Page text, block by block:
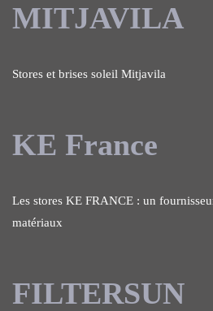
MITJAVILA
Stores et brises soleil Mitjavila
KE France
Les stores KE FRANCE : un
matériaux
FILTERSUN